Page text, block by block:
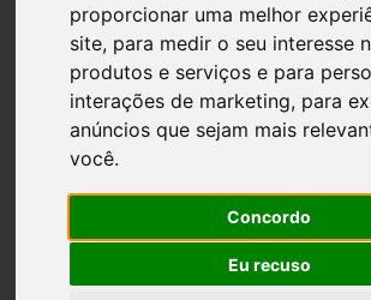
proporcionar uma melhor
site, para medir o seu interesse
produtos e serviços e para
interações de marketing, para
anúncios que sejam mais
você.
Concordo
Eu recuso
Elgydium Kids Gel Dent